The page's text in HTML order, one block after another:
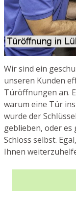
Wir sind ein
unseren Kunden
Türöffnungen an.
warum eine Tür
wurde der
geblieben, oder es
Schloss selbst.
Ihnen